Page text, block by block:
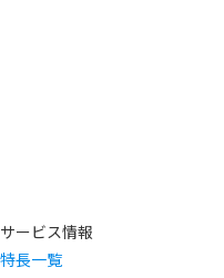
サービス情報
特長一覧